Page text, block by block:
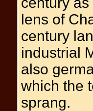
lens of
century
industrial
also
which the
sprang.